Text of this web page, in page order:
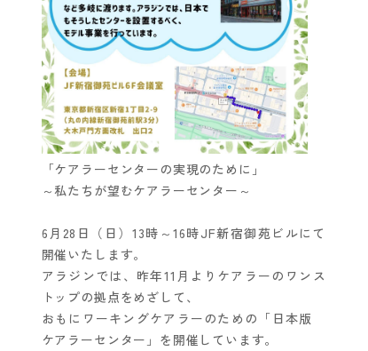
「ケアラーセンターの実現のために」
～私たちが望むケアラーセンター～
6月28日（日）13時～16時JF新宿御苑ビルにて
開催いたします。
アラジンでは、昨年11月よりケアラーのワンス
トップの拠点をめざして、
おもにワーキングケアラーのための「日本版
ケアラーセンター」を開催しています。